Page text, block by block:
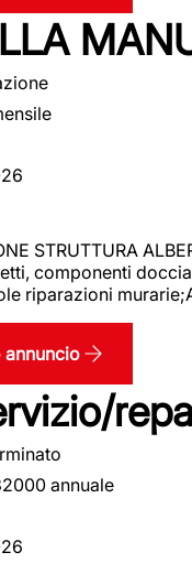
STRUTTURA
componenti
riparazioni
annuncio
annuale